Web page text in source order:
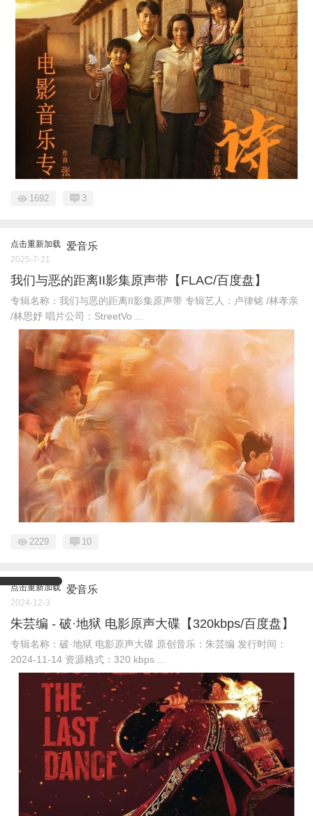
1692 3
点击重新加载 爱音乐
2025-7-21
我们与恶的距离II影集原声带【FLAC/百度盘】
专辑名称：我们与恶的距离II影集原声带 专辑艺人：卢律铭 /林孝亲
/林思妤 唱片公司：StreetVo ...
2229 10
点击重新加载 爱音乐
2024-12-3
朱芸编 - 破·地狱 电影原声大碟【320kbps/百度盘】
专辑名称：破·地狱 电影原声大碟 原创音乐：朱芸编 发行时间：
2024-11-14 资源格式：320 kbps ...